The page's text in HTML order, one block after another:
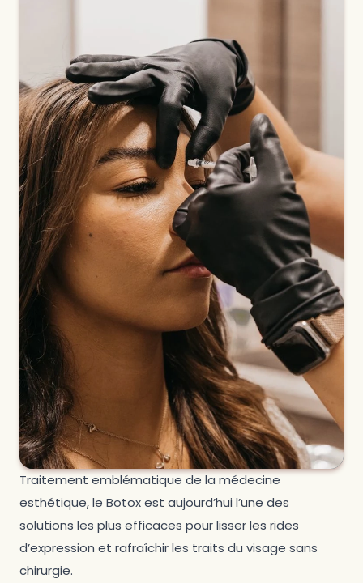
Botox ou acide hyaluronique, quelles
différences ?
Quels sont les effets secondaires ou limites du
Botox ?
Traitement emblématique de la médecine
esthétique, le Botox est aujourd’hui l’une des
solutions les plus efficaces pour lisser les rides
d’expression et rafraîchir les traits du visage sans
chirurgie.